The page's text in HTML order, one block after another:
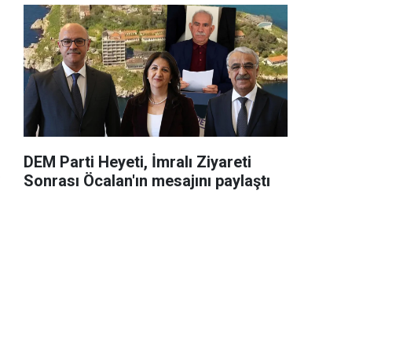
DEM Parti Heyeti, İmralı Ziyareti
Sonrası Öcalan'ın mesajını paylaştı